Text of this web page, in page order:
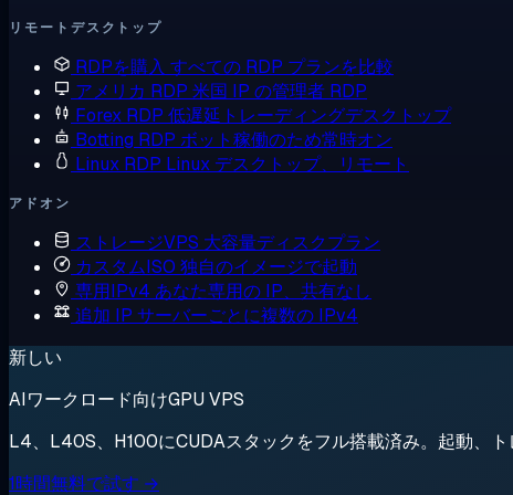
リモートデスクトップ
RDPを購入 すべての RDP プランを比較
アメリカ RDP 米国 IP の管理者 RDP
Forex RDP 低遅延トレーディングデスクトップ
Botting RDP ボット稼働のため常時オン
Linux RDP Linux デスクトップ、リモート
アドオン
ストレージVPS 大容量ディスクプラン
カスタムISO 独自のイメージで起動
専用IPv4 あなた専用の IP、共有なし
追加 IP サーバーごとに複数の IPv4
新しい
AIワークロード向けGPU VPS
L4、L40S、H100にCUDAスタックをフル搭載済み。起動、ト
1時間無料で試す →